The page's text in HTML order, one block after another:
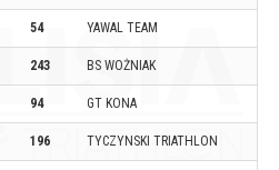
54 YAWAL TEAM
243 BS WOŻNIAK
94 GT KONA
196 TYCZYNSKI TRIATHLON